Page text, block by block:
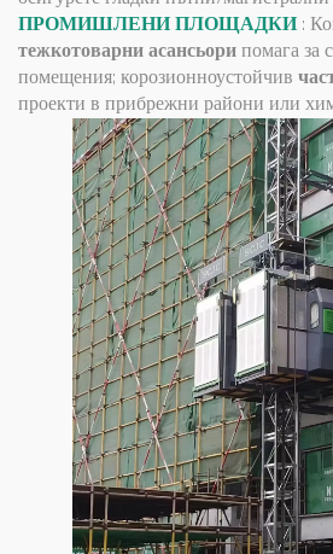
ПРОМИШЛЕНИ ПЛОЩАДКИ:
тежкотоварни асансьорипомага за
помещения; корозионноустойчив
проекти в прибрежни райони или